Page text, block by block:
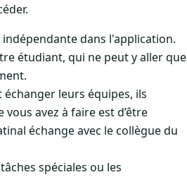
dans l'application.
étudiant, qui ne peut y aller que
leurs équipes, ils
avez à faire est d’être
échange avec le collègue du
spéciales ou les